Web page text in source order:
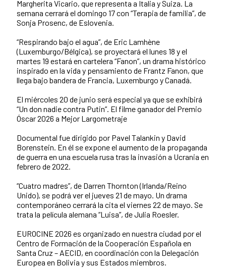
Margherita Vicario, que representa a Italia y Suiza. La
semana cerrará el domingo 17 con “Terapia de familia”, de
Sonja Prosenc, de Eslovenia.
“Respirando bajo el agua”, de Eric Lamhène
(Luxemburgo/Bélgica), se proyectará el lunes 18 y el
martes 19 estará en cartelera “Fanon”, un drama histórico
inspirado en la vida y pensamiento de Frantz Fanon, que
llega bajo bandera de Francia, Luxemburgo y Canadá.
El miércoles 20 de junio será especial ya que se exhibirá
“Un don nadie contra Putin”. El filme ganador del Premio
Óscar 2026 a Mejor Largometraje
Documental fue dirigido por Pavel Talankin y David
Borenstein. En él se expone el aumento de la propaganda
de guerra en una escuela rusa tras la invasión a Ucrania en
febrero de 2022.
“Cuatro madres”, de Darren Thornton (Irlanda/Reino
Unido), se podrá ver el jueves 21 de mayo. Un drama
contemporáneo cerrará la cita el viernes 22 de mayo. Se
trata la película alemana “Luisa”, de Julia Roesler.
EUROCINE 2026 es organizado en nuestra ciudad por el
Centro de Formación de la Cooperación Española en
Santa Cruz – AECID, en coordinación con la Delegación
Europea en Bolivia y sus Estados miembros.